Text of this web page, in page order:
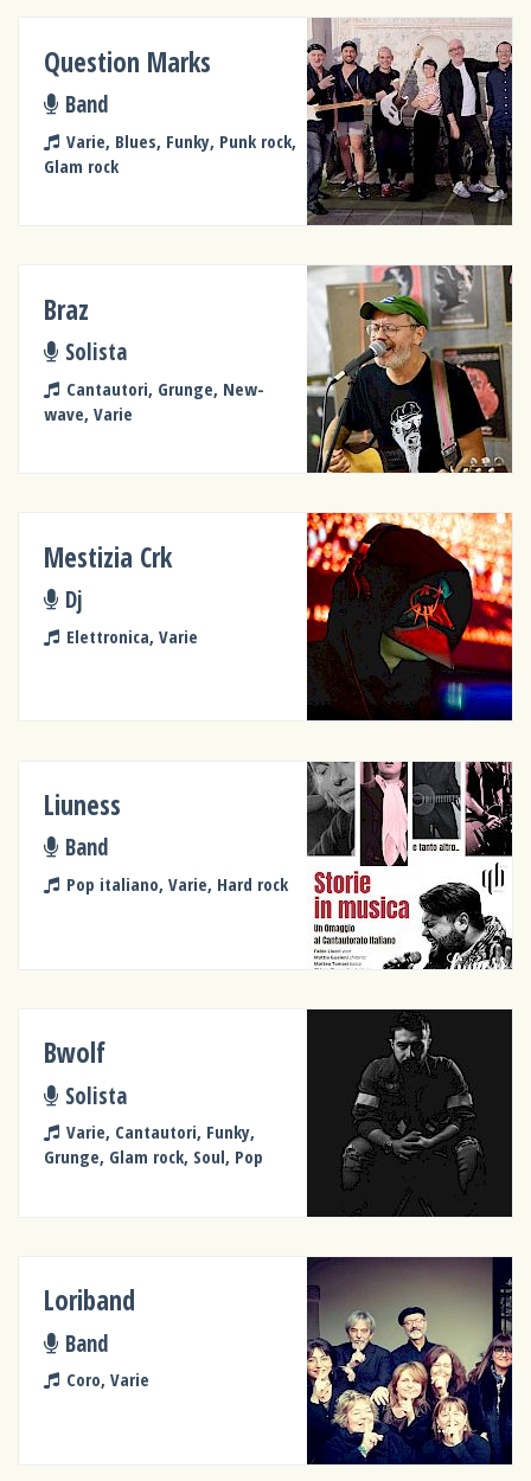
Question Marks
Band
Varie, Blues, Funky, Punk rock,
Glam rock
Braz
Solista
Cantautori, Grunge, New-
wave, Varie
Mestizia Crk
Dj
Elettronica, Varie
Liuness
Band
Pop italiano, Varie, Hard rock
Bwolf
Solista
Varie, Cantautori, Funky,
Grunge, Glam rock, Soul, Pop
Loriband
Band
Coro, Varie